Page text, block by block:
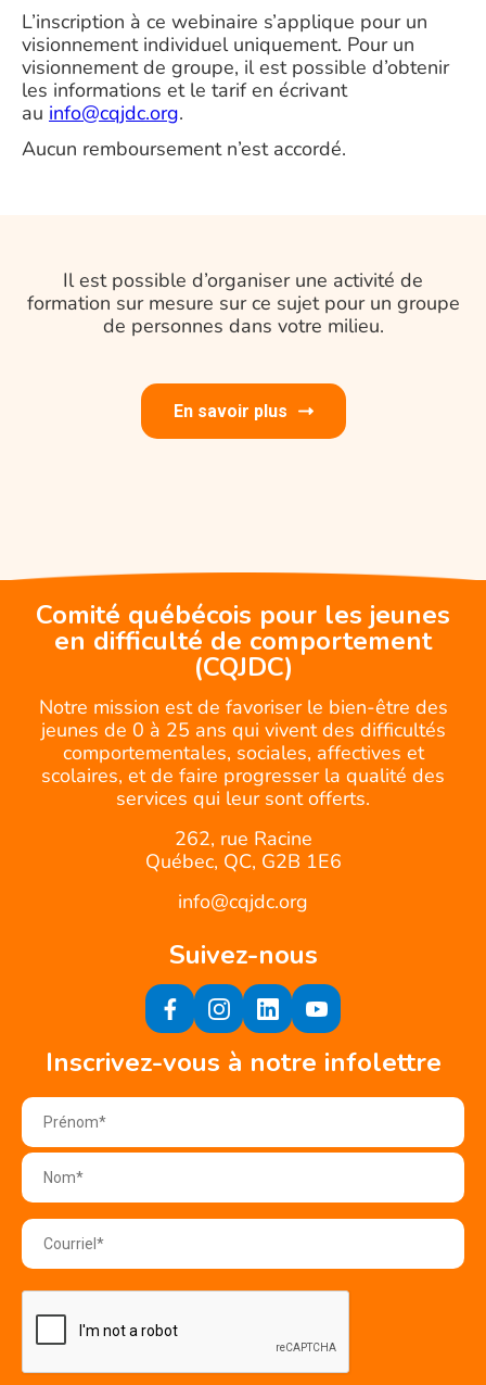
L’inscription à ce webinaire s’applique pour un
visionnement individuel uniquement. Pour un
visionnement de groupe, il est possible d’obtenir
les informations et le tarif en écrivant
au info@cqjdc.org.
Aucun remboursement n’est accordé.
Il est possible d’organiser une activité de
formation sur mesure sur ce sujet pour un groupe
de personnes dans votre milieu.
En savoir plus
Comité québécois pour les jeunes
en difficulté de comportement
(CQJDC)
Notre mission est de favoriser le bien-être des
jeunes de 0 à 25 ans qui vivent des difficultés
comportementales, sociales, affectives et
scolaires, et de faire progresser la qualité des
services qui leur sont offerts.
262, rue Racine
Québec, QC, G2B 1E6
info@cqjdc.org
Suivez-nous
Inscrivez-vous à notre infolettre